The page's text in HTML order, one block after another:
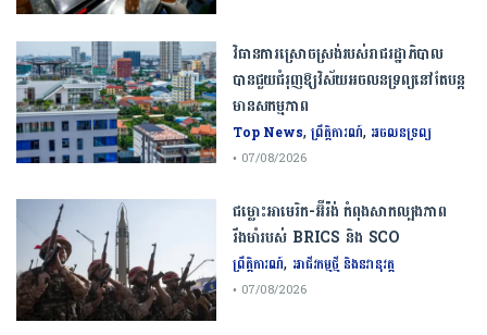
វិធានការស្រោចស្រង់របស់រាជរដ្ឋាភិបាល​
បាន​ជួយ​ជំរុញឱ្យវិស័យ​អចលនទ្រព្យនៅតែបន្ត​
មានសកម្មភាព
Top News,ព្រឹត្តិការណ៍, អចលនទ្រព្យ
• 07/08/2026
ជម្លោះ​អាមេរិក​-​អ៊ីរ៉ង់​ ​កំពុង​សាកល្បង​ភាព​
រឹងមាំ​របស់​ ​BRICS​ ​និង​ ​SCO​
ព្រឹត្តិការណ៍, អាជីវកម្មថ្មី និងនវានុវត្ត
• 07/08/2026